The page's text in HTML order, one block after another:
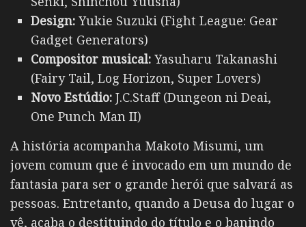
Design: Yukie Suzuki (Fight League: Gear
Gadget Generators)
Compositor musical: Yasuharu Takanashi
(Fairy Tail, Log Horizon, Super Lovers)
Novo Estúdio: J.C.Staff (Dungeon ni Deai,
One Punch Man II)
A história acompanha Makoto Misumi, um
jovem comum que é invocado em um mundo de
fantasia para ser o grande herói que salvará as
pessoas. Entretanto, quando a Deusa do lugar o
vê, acaba o destituindo do título e o banindo